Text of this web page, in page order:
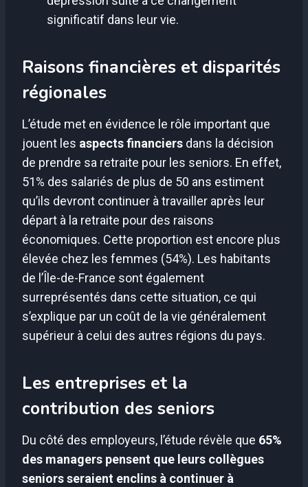
significatif dans leur vie.
Raisons financières et disparités
régionales
L’étude met en évidence le rôle important que
jouent les aspects financiers dans la décision
de prendre sa retraite pour les seniors. En effet,
51% des salariés de plus de 50 ans estiment
qu’ils devront continuer à travailler après leur
départ à la retraite pour des raisons
économiques. Cette proportion est encore plus
élevée chez les femmes (54%). Les habitants
de l’Île-de-France sont également
surreprésentés dans cette situation, ce qui
s’explique par un coût de la vie généralement
supérieur à celui des autres régions du pays.
Les entreprises et la
contribution des seniors
Du côté des employeurs, l’étude révèle que 65%
des managers pensent que leurs collègues
seniors seraient enclins à continuer à